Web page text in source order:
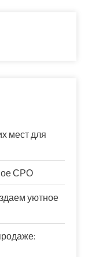
мест для
СРО
уютное